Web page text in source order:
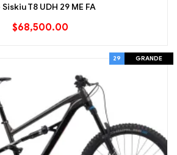
Siskiu T8 UDH 29 ME FA
$68,500.00
29 GRANDE